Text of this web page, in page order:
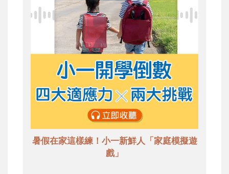
暑假在家這樣練！小一新鮮人「家庭模擬遊
戲」